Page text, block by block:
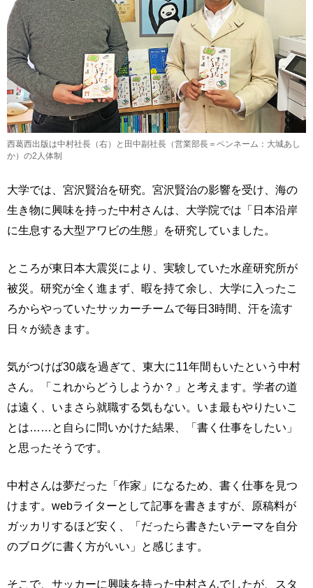
西葛西出版は中村社長（右）と田中副社長（営業部長＝ペンネーム：大城あし
か）の2人体制
大学では、宮沢賢治を研究。宮沢賢治の影響を受け、海の
生き物に興味を持った中村さんは、大学院では「日本沿岸
に生息する大型アワビの生態」を研究していました。
ところが東日本大震災により、実験していた水産研究所が
被災。研究が全く進まず、暇を持て余し、大学に入ったこ
ろからやっていたサッカーチームで毎日3時間、汗を流す
日々が続きます。
気がつけば30歳を過ぎて、東大に11年間もいたという中村
さん。「これからどうしようか？」と考えます。学者の道
は遠く、いまさら就職する気もない。いま最もやりたいこ
とは……と自らに問いかけた結果、「書く仕事をしたい」
と思ったそうです。
中村さんは夢だった「作家」になるため、書く仕事を見つ
けます。webライターとして記事を書きますが、原稿料が
ガッカリするほど安く、「だったら書きたいテーマを自分
のブログに書く方がいい」と感じます。
そこで、サッカーに興味を持った中村さんでしたが、スタ